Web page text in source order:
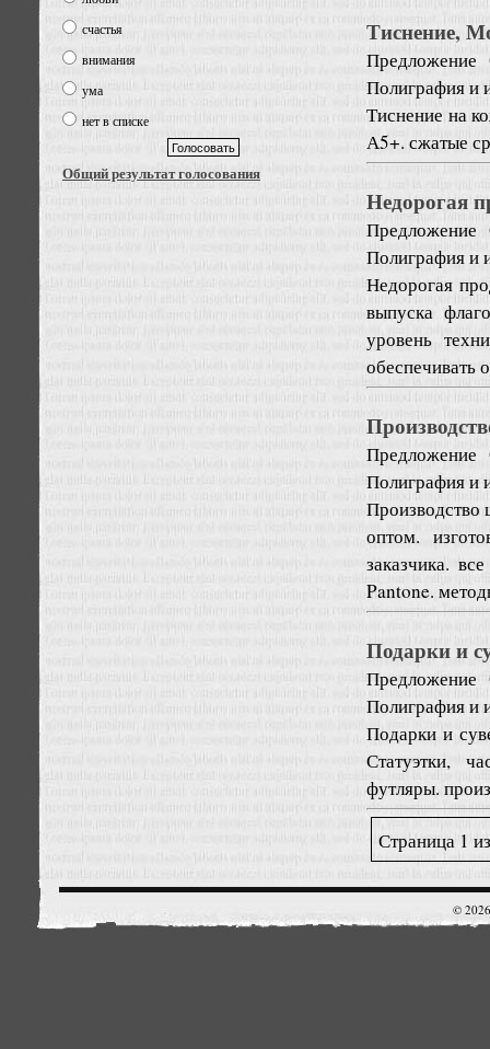
счастья
внимания
ума
нет в списке
Общий результат голосования
Тиснение,
Предложение
Полиграфия и
Тиснение на
А5+. сжатые
Недорогая
Предложение
Полиграфия и
Недорогая
выпуска
уровень
обеспечивать
Предложение
Полиграфия и
Производство
оптом.
заказчика.
Pantone.
Подарки и
Предложение
Полиграфия и
Подарки и
Статуэтки,
футляры.
Страница 1
©